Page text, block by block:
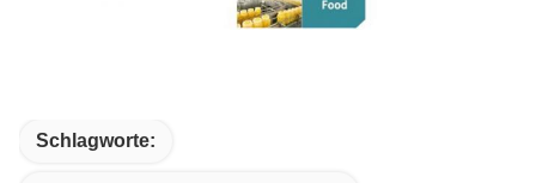
Schlagworte: